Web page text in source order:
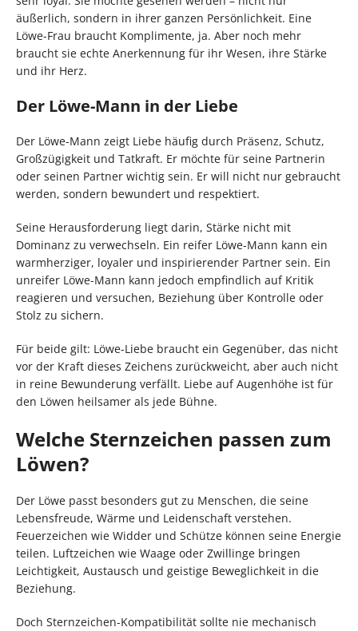
äußerlich, sondern in ihrer ganzen Persönlichkeit. Eine
Löwe-Frau braucht Komplimente, ja. Aber noch mehr
braucht sie echte Anerkennung für ihr Wesen, ihre Stärke
und ihr Herz.
Der Löwe-Mann in der Liebe
Der Löwe-Mann zeigt Liebe häufig durch Präsenz, Schutz,
Großzügigkeit und Tatkraft. Er möchte für seine Partnerin
oder seinen Partner wichtig sein. Er will nicht nur gebraucht
werden, sondern bewundert und respektiert.
Seine Herausforderung liegt darin, Stärke nicht mit
Dominanz zu verwechseln. Ein reifer Löwe-Mann kann ein
warmherziger, loyaler und inspirierender Partner sein. Ein
unreifer Löwe-Mann kann jedoch empfindlich auf Kritik
reagieren und versuchen, Beziehung über Kontrolle oder
Stolz zu sichern.
Für beide gilt: Löwe-Liebe braucht ein Gegenüber, das nicht
vor der Kraft dieses Zeichens zurückweicht, aber auch nicht
in reine Bewunderung verfällt. Liebe auf Augenhöhe ist für
den Löwen heilsamer als jede Bühne.
Welche Sternzeichen passen zum
Löwen?
Der Löwe passt besonders gut zu Menschen, die seine
Lebensfreude, Wärme und Leidenschaft verstehen.
Feuerzeichen wie Widder und Schütze können seine Energie
teilen. Luftzeichen wie Waage oder Zwillinge bringen
Leichtigkeit, Austausch und geistige Beweglichkeit in die
Beziehung.
Doch Sternzeichen-Kompatibilität sollte nie mechanisch